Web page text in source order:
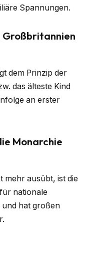
Spannungen.
Großbritannien
dem Prinzip der
das älteste Kind
an erster
Monarchie
mehr ausübt, ist die
nationale
und hat großen